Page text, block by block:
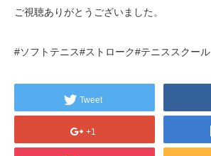
ご視聴ありがとうございました。
#ソフトテニス#ストローク#テニススクール
Tweet
+1